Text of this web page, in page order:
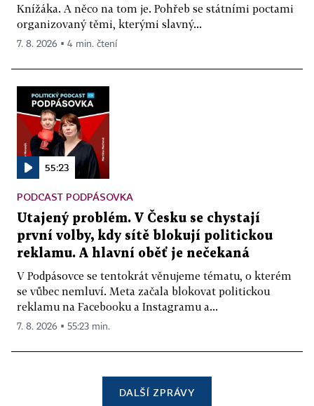
Knížáka. A něco na tom je. Pohřeb se státními poctami
organizovaný těmi, kterými slavný...
7. 8. 2026 ▪ 4 min. čtení
55:23
PODCAST PODPÁSOVKA
Utajený problém. V Česku se chystají
první volby, kdy sítě blokují politickou
reklamu. A hlavní oběť je nečekaná
V Podpásovce se tentokrát věnujeme tématu, o kterém
se vůbec nemluví. Meta začala blokovat politickou
reklamu na Facebooku a Instagramu a...
7. 8. 2026 ▪ 55:23 min.
DALŠÍ ZPRÁVY